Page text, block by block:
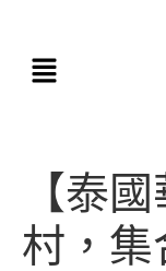
【泰
村，